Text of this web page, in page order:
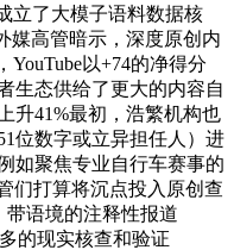
立了大模子语料数据核
媒高管暗示，深度原创内
以+74的净得分
生态供给了更大的内容自
升41%最初，浩繁机构也
位数字或立异担任人）进
如聚焦专业自行车赛事的
们打算将沉点投入原创查
带语境的注释性报道
的现实核查和验证